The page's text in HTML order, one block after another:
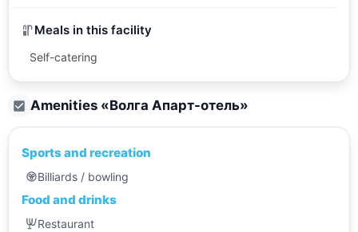
Meals in this facility
Self-catering
Amenities «Волга Апарт-отель»
Sports and recreation
Billiards / bowling
Food and drinks
Restaurant